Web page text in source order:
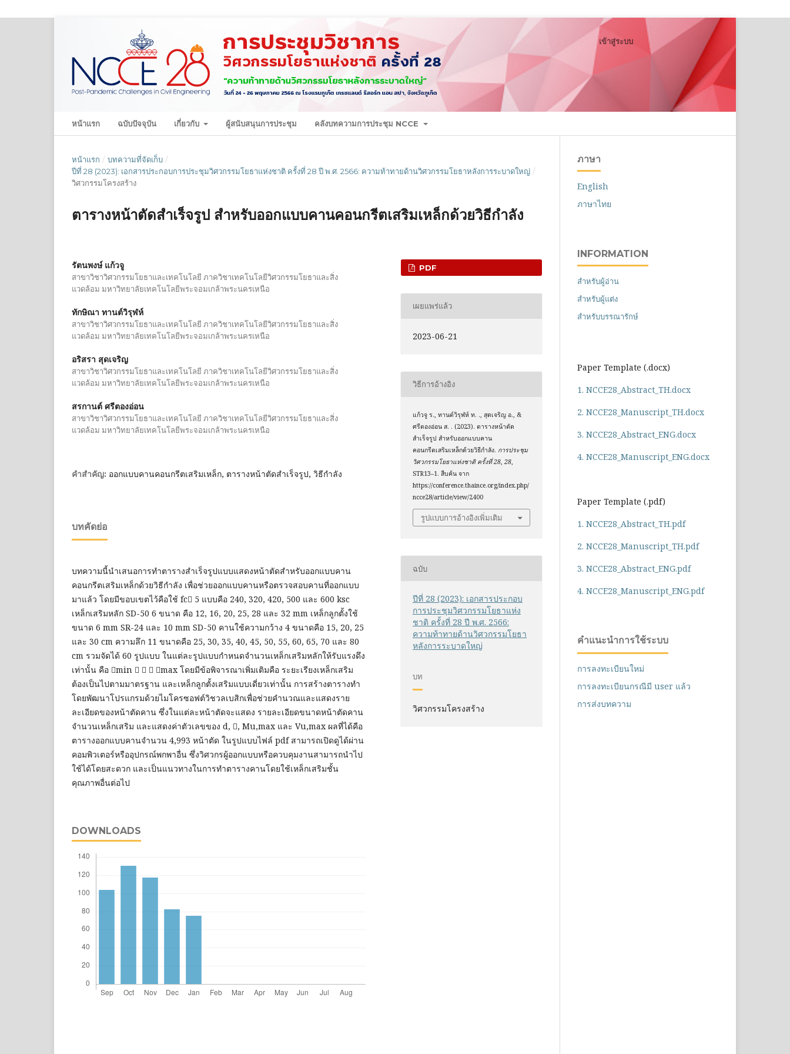
หน้าแรก ฉบับปัจจุบัน เกี่ยวกับ ผู้สนับสนุนการประชุม คลังบทความการประชุม NCCE
เข้าสู่ระบบ
หน้าแรก / บทความที่จัดเก็บ /
ปีที่ 28 (2023): เอกสารประกอบการประชุมวิศวกรรมโยธาแห่งชาติ ครั้งที่ 28 ปี พ.ศ. 2566: ความท้าทายด้านวิศวกรรมโยธาหลังการระบาดใหญ่ /
วิศวกรรมโครงสร้าง
ตารางหน้าตัดสำเร็จรูป สำหรับออกแบบคานคอนกรีตเสริมเหล็กด้วยวิธีกำลัง
รัตนพงษ์ แก้วจู
สาขาวิชาวิศวกรรมโยธาและเทคโนโลยี ภาควิชาเทคโนโลยีวิศวกรรมโยธาและสิ่ง
แวดล้อม มหาวิทยาลัยเทคโนโลยีพระจอมเกล้าพระนครเหนือ
ทักษิณา ทานต์วิรุฬห์
สาขาวิชาวิศวกรรมโยธาและเทคโนโลยี ภาควิชาเทคโนโลยีวิศวกรรมโยธาและสิ่ง
แวดล้อม มหาวิทยาลัยเทคโนโลยีพระจอมเกล้าพระนครเหนือ
อริสรา สุดเจริญ
สาขาวิชาวิศวกรรมโยธาและเทคโนโลยี ภาควิชาเทคโนโลยีวิศวกรรมโยธาและสิ่ง
แวดล้อม มหาวิทยาลัยเทคโนโลยีพระจอมเกล้าพระนครเหนือ
สรกานต์ ศรีตองอ่อน
สาขาวิชาวิศวกรรมโยธาและเทคโนโลยี ภาควิชาเทคโนโลยีวิศวกรรมโยธาและสิ่ง
แวดล้อม มหาวิทยาลัยเทคโนโลยีพระจอมเกล้าพระนครเหนือ
คำสำคัญ: ออกแบบคานคอนกรีตเสริมเหล็ก, ตารางหน้าตัดสำเร็จรูป, วิธีกำลัง
บทคัดย่อ
บทความนี้นำเสนอการทำตารางสำเร็จรูปแบบแสดงหน้าตัดสำหรับออกแบบคาน
คอนกรีตเสริมเหล็กด้วยวิธีกำลัง เพื่อช่วยออกแบบคานหรือตรวจสอบคานที่ออกแบบ
มาแล้ว โดยมีขอบเขตไว้คือใช้ fc 5 แบบคือ 240, 320, 420, 500 และ 600 ksc
เหล็กเสริมหลัก SD-50 6 ขนาด คือ 12, 16, 20, 25, 28 และ 32 mm เหล็กลูกตั้งใช้
ขนาด 6 mm SR-24 และ 10 mm SD-50 คานใช้ความกว้าง 4 ขนาดคือ 15, 20, 25
และ 30 cm ความลึก 11 ขนาดคือ 25, 30, 35, 40, 45, 50, 55, 60, 65, 70 และ 80
cm รวมจัดได้ 60 รูปแบบ ในแต่ละรูปแบบกำหนดจำนวนเหล็กเสริมหลักให้รับแรงดึง
เท่านั้น คือ min    max โดยมีข้อพิจารณาเพิ่มเติมคือ ระยะเรียงเหล็กเสริม
ต้องเป็นไปตามมาตรฐาน และเหล็กลูกตั้งเสริมแบบเดี่ยวเท่านั้น การสร้างตารางทำ
โดยพัฒนาโปรแกรมด้วยไมโครซอฟต์วิชวลเบสิกเพื่อช่วยคำนวณและแสดงราย
ละเอียดของหน้าตัดคาน ซึ่งในแต่ละหน้าตัดจะแสดง รายละเอียดขนาดหน้าตัดคาน
จำนวนเหล็กเสริม และแสดงค่าตัวเลขของ d, , Mu,max และ Vu,max ผลที่ได้คือ
ตารางออกแบบคานจำนวน 4,993 หน้าตัด ในรูปแบบไฟล์ pdf สามารถเปิดดูได้ผ่าน
คอมพิวเตอร์หรืออุปกรณ์พกพาอื่น ซึ่งวิศวกรผู้ออกแบบหรือควบคุมงานสามารถนำไป
ใช้ได้โดยสะดวก และเป็นแนวทางในการทำตารางคานโดยใช้เหล็กเสริมชั้น
คุณภาพอื่นต่อไป
DOWNLOADS
PDF
เผยแพร่แล้ว
2023-06-21
วิธีการอ้างอิง
แก้วจู ร., ทานต์วิรุฬห์ ท. ., สุดเจริญ อ., &
ศรีตองอ่อน ส. . (2023). ตารางหน้าตัด
สำเร็จรูป สำหรับออกแบบคาน
คอนกรีตเสริมเหล็กด้วยวิธีกำลัง. การประชุม
วิศวกรรมโยธาแห่งชาติ ครั้งที่ 28,28,
STR13–1. สืบค้น จาก
https://conference.thaince.org/index.php/
ncce28/article/view/2400
รูปแบบการอ้างอิงเพิ่มเติม
ฉบับ
ปีที่ 28 (2023): เอกสารประกอบ
การประชุมวิศวกรรมโยธาแห่ง
ชาติ ครั้งที่ 28 ปี พ.ศ. 2566:
ความท้าทายด้านวิศวกรรมโยธา
หลังการระบาดใหญ่
บท
วิศวกรรมโครงสร้าง
ภาษา
English
ภาษาไทย
INFORMATION
สำหรับผู้อ่าน
สำหรับผู้แต่ง
สำหรับบรรณารักษ์
Paper Template (.docx)
1. NCCE28_Abstract_TH.docx
2. NCCE28_Manuscript_TH.docx
3. NCCE28_Abstract_ENG.docx
4. NCCE28_Manuscript_ENG.docx
Paper Template (.pdf)
1. NCCE28_Abstract_TH.pdf
2. NCCE28_Manuscript_TH.pdf
3. NCCE28_Abstract_ENG.pdf
4. NCCE28_Manuscript_ENG.pdf
คำแนะนำการใช้ระบบ
การลงทะเบียนใหม่
การลงทะเบียนกรณีมี user แล้ว
การส่งบทความ